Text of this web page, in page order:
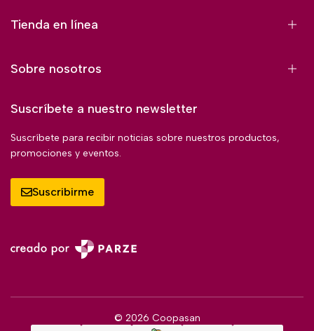
Tienda en línea
Sobre nosotros
Suscríbete a nuestro newsletter
Suscríbete para recibir noticias sobre nuestros productos,
promociones y eventos.
Suscribirme
© 2026 Coopasan